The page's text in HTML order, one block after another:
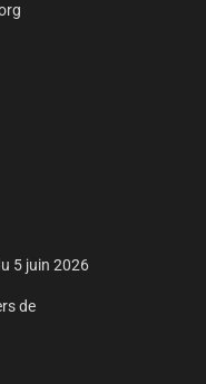
5 juin 2026
de